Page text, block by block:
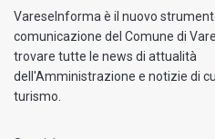
VareseInforma è il nuovo
comunicazione del Comune di
trovare tutte le news di attualità
dell'Amministrazione e notizie di
turismo.